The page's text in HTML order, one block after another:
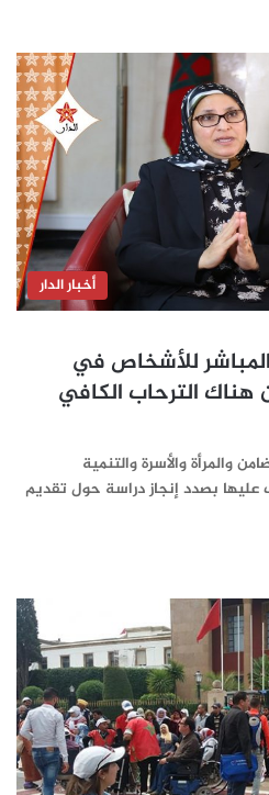
أخبار الدار
للأشخاص في
الترحاب الكافي
والمرأة والأسرة والتنمية
عليها بصدد إنجاز دراسة حول تقديم